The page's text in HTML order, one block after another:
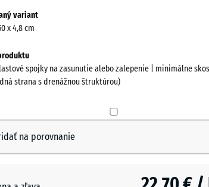
žula(active)
Anglický
variant
x 4,8 cm
spojky na zasunutie alebo zalepenie | minimálne
strana s drenážnou štruktúrou)
na porovnanie